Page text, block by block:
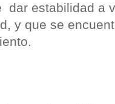
dar estabilidad a
y que se